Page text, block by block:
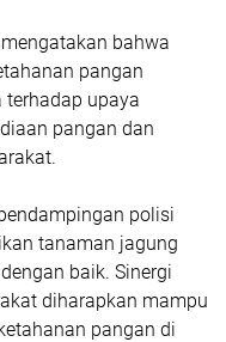
bahwa
pangan
upaya
pangan dan
polisi
tanaman jagung
baik. Sinergi
diharapkan mampu
pangan di